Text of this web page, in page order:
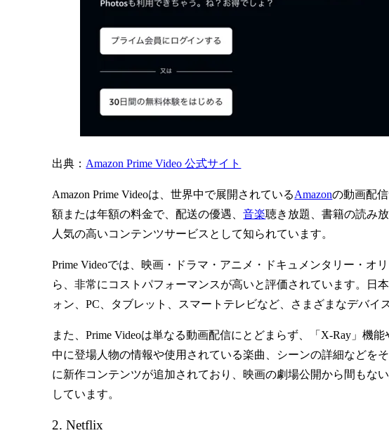
出典： Amazon Prime Video 公式サイト
Amazon Prime Videoは、世界中で展開されているAmazonの動画配
額または年額の料金で、配送の優遇、音楽聴き放題、書籍の読み
人気の高いコンテンツサービスとして知られています。
Prime Videoでは、映画・ドラマ・アニメ・ドキュメンタリー・
ら、非常にコストパフォーマンスが高いと評価されています。日
ォン、PC、タブレット、スマートテレビなど、さまざまなデバイ
また、Prime Videoは単なる動画配信にとどまらず、「X-Ray」機
中に登場人物の情報や使用されている楽曲、シーンの詳細などを
に新作コンテンツが追加されており、映画の劇場公開から間もな
しています。
2. Netflix